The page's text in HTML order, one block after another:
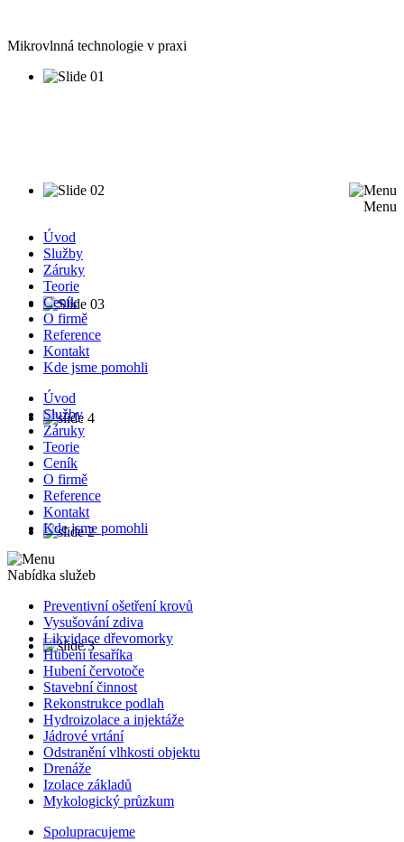
Mikrovlnná technologie v praxi
Menu
Úvod
Služby
Záruky
Teorie
Ceník
O firmě
Reference
Kontakt
Kde jsme pomohli
Úvod
Služby
Záruky
Teorie
Ceník
O firmě
Reference
Kontakt
Kde jsme pomohli
Nabídka služeb
Preventivní ošetření krovů
Vysušování zdiva
Likvidace dřevomorky
Hubení tesaříka
Hubení červotoče
Stavební činnost
Rekonstrukce podlah
Hydroizolace a injektáže
Jádrové vrtání
Odstranění vlhkosti objektu
Drenáže
Izolace základů
Mykologický průzkum
Spolupracujeme